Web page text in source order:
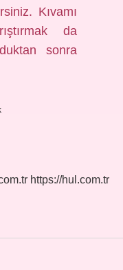
Kıvamı
da
sonra
https://hul.com.tr